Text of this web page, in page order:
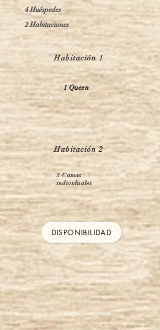
4 Huéspedes
2 Habitaciones
Habitación 1
1 Queen
Habitación 2
2 Camas
individuales
DISPONIBILIDAD